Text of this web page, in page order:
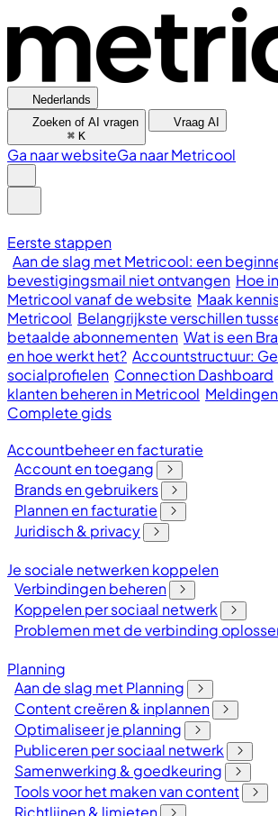
Nederlands
Zoeken of AI vragen
⌘ K
Vraag AI
Ga naar websiteGa naar Metricool
Eerste stappen
Aan de slag met Metricool: een
bevestigingsmail niet ontvangen Hoe
Metricool vanaf de website Maak
Metricool Belangrijkste verschillen
betaalde abonnementen Wat is een
en hoe werkt het? Accountstructuur:
socialprofielen Connection Dashboard
klanten beheren in Metricool
Complete gids
Accountbeheer en facturatie
Account en toegang
Brands en gebruikers
Plannen en facturatie
Juridisch & privacy
Je sociale netwerken koppelen
Verbindingen beheren
Koppelen per sociaal netwerk
Problemen met de verbinding
Planning
Aan de slag met Planning
Content creëren & inplannen
Optimaliseer je planning
Publiceren per sociaal netwerk
Samenwerking & goedkeuring
Tools voor het maken van content
Richtlijnen & limieten